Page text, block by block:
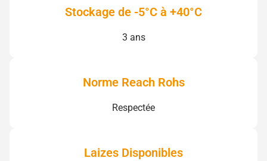
Stockage de -5°C à +40°C
3 ans
Norme Reach Rohs
Respectée
Laizes Disponibles